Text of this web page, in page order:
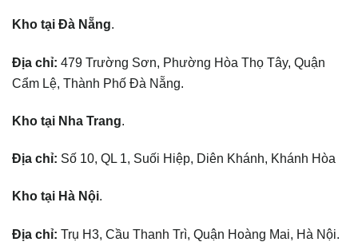
Kho tại Đà Nẵng.
Địa chỉ: 479 Trường Sơn, Phường Hòa Thọ Tây, Quận
Cẩm Lệ, Thành Phố Đà Nẵng.
Kho tại Nha Trang.
Địa chỉ: Số 10, QL 1, Suối Hiệp, Diên Khánh, Khánh Hòa
Kho tại Hà Nội.
Địa chỉ: Trụ H3, Cầu Thanh Trì, Quận Hoàng Mai, Hà Nội.